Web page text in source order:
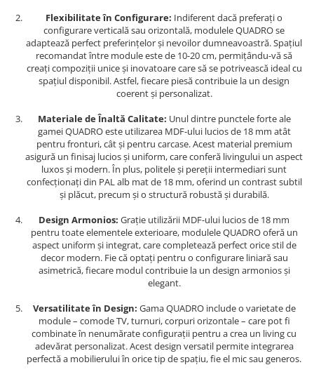
Flexibilitate în Configurare: Indiferent dacă preferați o
configurare verticală sau orizontală, modulele QUADRO se
adaptează perfect preferințelor și nevoilor dumneavoastră. Spațiul
recomandat între module este de 10-20 cm, permițându-vă să
creați compoziții unice și inovatoare care să se potrivească ideal cu
spațiul disponibil. Astfel, fiecare piesă contribuie la un design
coerent și personalizat.
Materiale de Înaltă Calitate: Unul dintre punctele forte ale
gamei QUADRO este utilizarea MDF-ului lucios de 18 mm atât
pentru fronturi, cât și pentru carcase. Acest material premium
asigură un finisaj lucios și uniform, care conferă livingului un aspect
luxos și modern. În plus, politele și pereții intermediari sunt
confecționați din PAL alb mat de 18 mm, oferind un contrast subtil
și plăcut, precum și o structură robustă și durabilă.
Design Armonios: Grație utilizării MDF-ului lucios de 18 mm
pentru toate elementele exterioare, modulele QUADRO oferă un
aspect uniform și integrat, care completează perfect orice stil de
decor modern. Fie că optați pentru o configurare liniară sau
asimetrică, fiecare modul contribuie la un design armonios și
elegant.
Versatilitate în Design: Gama QUADRO include o varietate de
module – comode TV, turnuri, corpuri orizontale – care pot fi
combinate în nenumărate configurații pentru a crea un living cu
adevărat personalizat. Acest design versatil permite integrarea
perfectă a mobilierului în orice tip de spațiu, fie el mic sau generos.